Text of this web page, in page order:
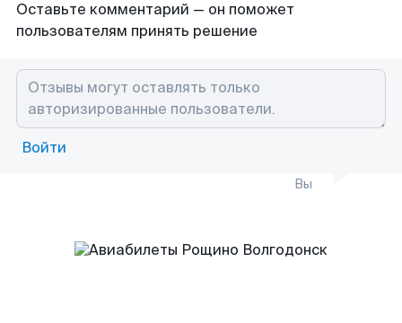
Оставьте комментарий — он поможет
пользователям принять решение
Войти
Вы